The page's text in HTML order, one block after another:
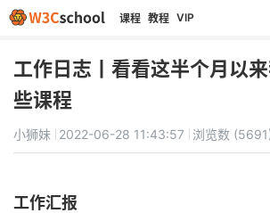
课程 教程 VIP
工作日志丨看看这半个月以
些课程
小狮妹 2022-06-28 11:43:57 浏览数
工作汇报